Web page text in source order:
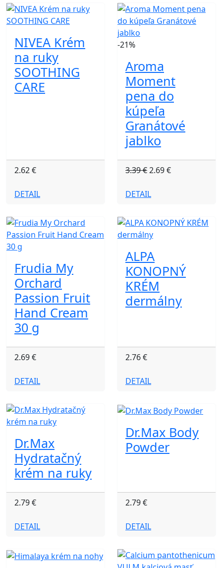
NIVEA Krém
na ruky
SOOTHING
CARE
2.62 €
DETAIL
-21%
Aroma
Moment
pena do
kúpeľa
Granátové
jablko
3.39 €2.69 €
DETAIL
Frudia My
Orchard
Passion Fruit
Hand Cream
30 g
2.69 €
DETAIL
ALPA
KONOPNÝ
KRÉM
dermálny
2.76 €
DETAIL
Dr.Max
Hydratačný
krém na ruky
2.79 €
DETAIL
Dr.Max Body
Powder
2.79 €
DETAIL